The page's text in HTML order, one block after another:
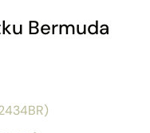
Bermuda